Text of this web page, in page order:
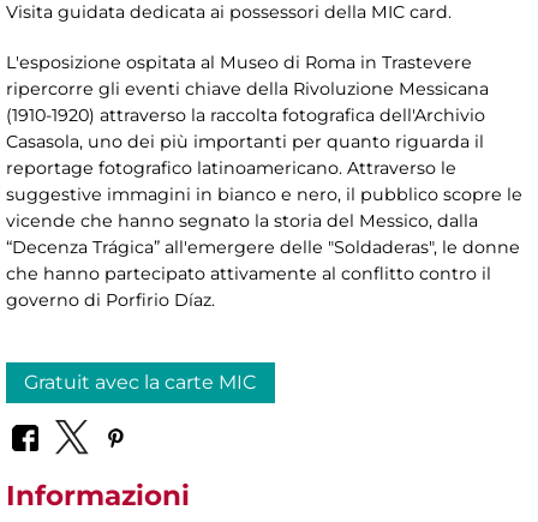
Visita guidata dedicata ai possessori della MIC card.
L'esposizione ospitata al Museo di Roma in Trastevere
ripercorre gli eventi chiave della Rivoluzione Messicana
(1910-1920) attraverso la raccolta fotografica dell'Archivio
Casasola, uno dei più importanti per quanto riguarda il
reportage fotografico latinoamericano. Attraverso le
suggestive immagini in bianco e nero, il pubblico scopre le
vicende che hanno segnato la storia del Messico, dalla
“Decenza Trágica” all'emergere delle "Soldaderas", le donne
che hanno partecipato attivamente al conflitto contro il
governo di Porfirio Díaz.
Gratuit avec la carte MIC
Informazioni